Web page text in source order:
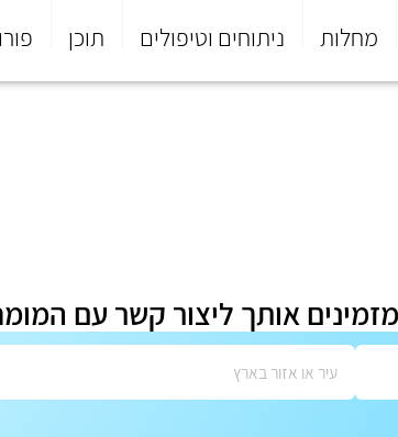
מחלות ניתוחים וטיפולים תוכן
אותך ליצור קשר עם